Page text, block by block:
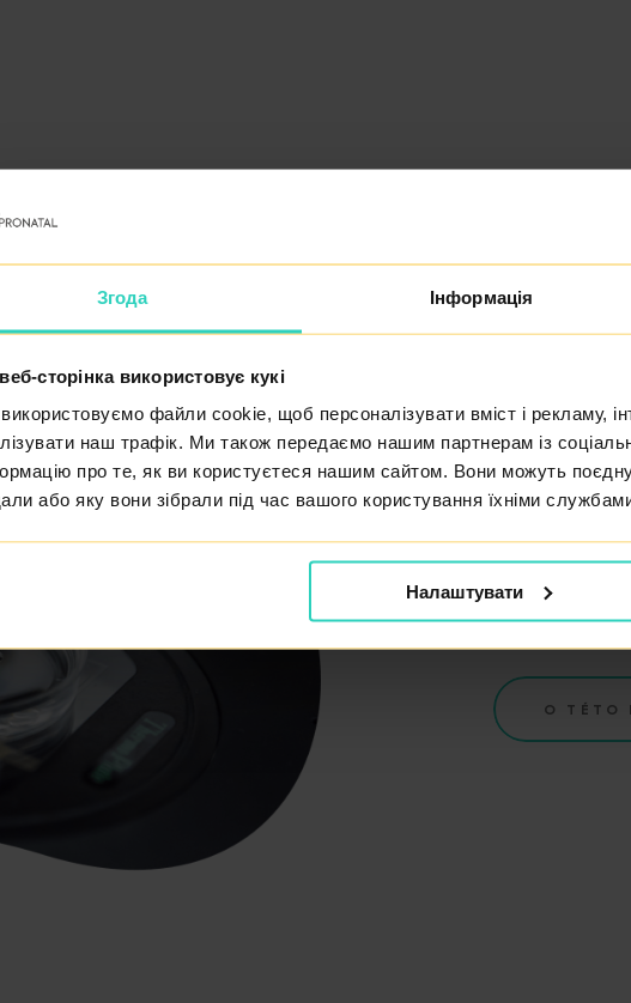
Згода Інформація
сторінка використовує кукі
файли cookie, щоб персоналізувати вміст і рекламу,
наш трафік. Ми також передаємо нашим партнерам із
про те, як ви користуєтеся нашим сайтом. Вони можуть
або яку вони зібрали під час вашого користування їхніми
Налаштувати
V případě, že
využíváme
dárců.
anonymity. I
pojištění jen
O TÉTO